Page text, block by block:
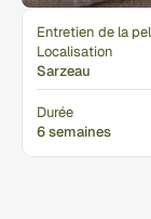
Entretien de la
Localisation
Sarzeau
Durée
6 semaines